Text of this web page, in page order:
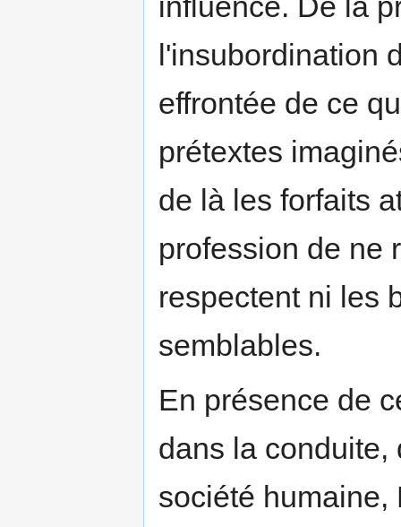
l'insubordination
effrontée de ce
prétextes
de là les forfaits
profession de ne
respectent ni les
semblables.
En présence de
dans la conduite,
société humaine,